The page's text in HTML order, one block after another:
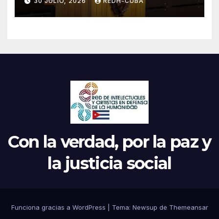
Parrilla
Con la verdad, por la paz y
la justicia social
Funciona gracias a WordPress Tema: Newsup de Themeansar